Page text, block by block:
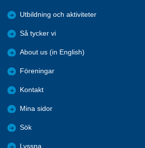
Utbildning och aktiviteter
Så tycker vi
About us (in English)
Föreningar
Kontakt
Mina sidor
Sök
Lyssna